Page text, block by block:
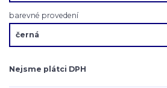
barevné provedení
Nejsme plátci DPH